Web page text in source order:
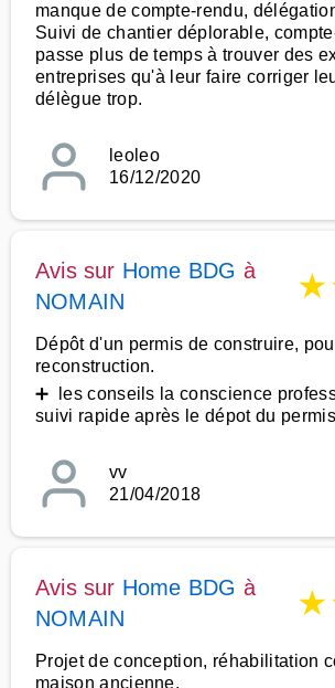
manque de compte-rendu,
Suivi de chantier déplorable,
passe plus de temps à trouver des
entreprises qu'à leur faire corriger
délègue trop.
leoleo
16/12/2020
Avis sur Home BDG à
NOMAIN
★
Dépôt d'un permis de construire,
reconstruction.
➕ les conseils la conscience
suivi rapide après le dépot du
vv
21/04/2018
Avis sur Home BDG à
NOMAIN
★
Projet de conception, réhabilitation
maison ancienne.